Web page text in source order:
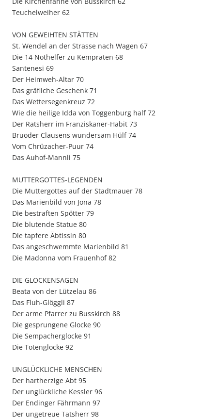
Teuchelweiher 62
VON GEWEIHTEN STÄTTEN
St. Wendel an der Strasse nach Wagen 67
Die 14 Nothelfer zu Kempraten 68
Santenesi 69
Der Heimweh-Altar 70
Das gräfliche Geschenk 71
Das Wettersegenkreuz 72
Wie die heilige Idda von Toggenburg half 72
Der Ratsherr im Franziskaner-Habit 73
Bruoder Clausens wundersam Hülf 74
Vom Chrüzacher-Puur 74
Das Auhof-Mannli 75
MUTTERGOTTES-LEGENDEN
Die Muttergottes auf der Stadtmauer 78
Das Marienbild von Jona 78
Die bestraften Spötter 79
Die blutende Statue 80
Die tapfere Äbtissin 80
Das angeschwemmte Marienbild 81
Die Madonna vom Frauenhof 82
DIE GLOCKENSAGEN
Beata von der Lützelau 86
Das Fluh-Glöggli 87
Der arme Pfarrer zu Busskirch 88
Die gesprungene Glocke 90
Die Sempacherglocke 91
Die Totenglocke 92
UNGLÜCKLICHE MENSCHEN
Der hartherzige Abt 95
Der unglückliche Kessler 96
Der Endinger Fährmann 97
Der ungetreue Tatsherr 98